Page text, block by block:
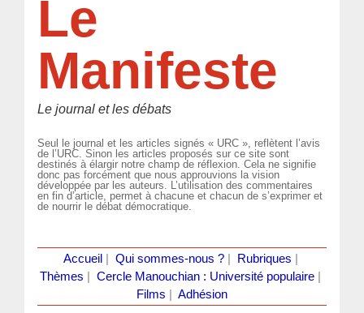
Le
Manifeste
Le journal et les débats
Seul le journal et les articles signés « URC », reflètent l’avis
de l’URC. Sinon les articles proposés sur ce site sont
destinés à élargir notre champ de réflexion. Cela ne signifie
donc pas forcément que nous approuvions la vision
développée par les auteurs. L’utilisation des commentaires
en fin d’article, permet à chacune et chacun de s’exprimer et
de nourrir le débat démocratique.
Accueil Qui sommes-nous ?| Rubriques
Thèmes
Cercle Manouchian : Université populaire
Films
Adhésion